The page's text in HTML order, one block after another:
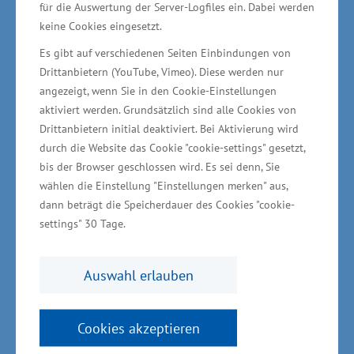
für die Auswertung der Server-Logfiles ein. Dabei werden
keine Cookies eingesetzt.
Es gibt auf verschiedenen Seiten Einbindungen von
Drittanbietern (YouTube, Vimeo). Diese werden nur
angezeigt, wenn Sie in den Cookie-Einstellungen
aktiviert werden. Grundsätzlich sind alle Cookies von
Drittanbietern initial deaktiviert. Bei Aktivierung wird
durch die Website das Cookie "cookie-settings" gesetzt,
bis der Browser geschlossen wird. Es sei denn, Sie
wählen die Einstellung "Einstellungen merken" aus,
dann beträgt die Speicherdauer des Cookies "cookie-
settings" 30 Tage.
Auswahl erlauben
Cookies akzeptieren
gutes wirtschaftliches und universitäres
Fundament für konstruktive Möglichkeiten der
Zusammenarbeit in der maritimen Industrie.
Diese gilt es gemeinsam zu nutzen. Die
Landesregierung hat von Anfang an geholfen
und unterstützt auch weiter Unternehmen
dabei, die Auswirkungen der Krise bestmöglich
zu bewältigen.“
Kompetenzzentrum für
Ein weiteres positives Signal ist die Gründung
der Meyer Neptun Engineering, einem neuen